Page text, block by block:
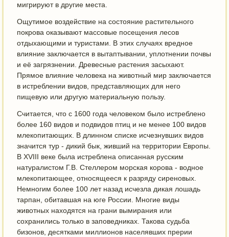
мигрируют в другие места.
Ощутимое воздействие на состояние растительного
покрова оказывают массовые посещения лесов
отдыхающими и туристами. В этих случаях вредное
влияние заключается в вытаптывании, уплотнении почвы
и её загрязнении. Древесные растения засыхают.
Прямое влияние человека на животный мир заключается
в истреблении видов, представляющих для него
пищевую или другую материальную пользу.
Считается, что с 1600 года человеком было истреблено
более 160 видов и подвидов птиц и не менее 100 видов
млекопитающих. В длинном списке исчезнувших видов
значится тур - дикий бык, живший на территории Европы.
В XVIII веке была истреблена описанная русским
натуралистом Г.В. Стеллером морская корова - водное
млекопитающее, относящееся к разряду сиреновых.
Немногим более 100 лет назад исчезла дикая лошадь
тарпан, обитавшая на юге России. Многие виды
животных находятся на грани вымирания или
сохранились только в заповедниках. Такова судьба
бизонов, десятками миллионов населявших прерии